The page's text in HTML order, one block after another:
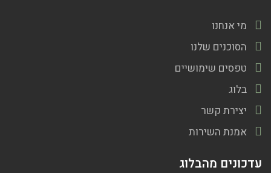
מי אנחנו
הסוכנים שלנו
טפסים שימושיים
בלוג
יצירת קשר
אמנת השירות
עדכונים מהבלוג